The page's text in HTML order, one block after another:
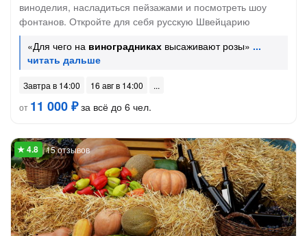
виноделия, насладиться пейзажами и посмотреть шоу
фонтанов. Откройте для себя русскую Швейцарию
«Для чего на виноградниках высаживают розы»
Завтра в 14:00
16 авг в 14:00
от 11 000 ₽за всё до 6 чел.
15 отзывов